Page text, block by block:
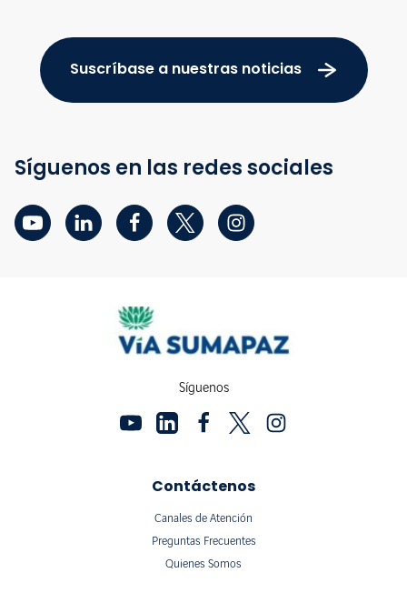
Suscríbase a nuestras noticias
Síguenos en las redes sociales
Síguenos
Contáctenos
Canales de Atención
Preguntas Frecuentes
Quienes Somos